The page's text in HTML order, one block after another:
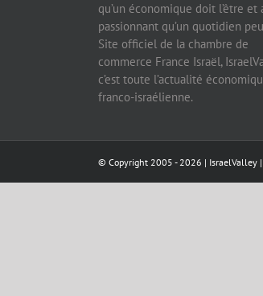
qu’un économique doit l’être et
passionnant qu’un quotidien
Site officiel de la chambre de
commerce France Israël,
c’est toute l’actualité
franco-israélienne.
© Copyright 2005 -2026 | IsraelValley